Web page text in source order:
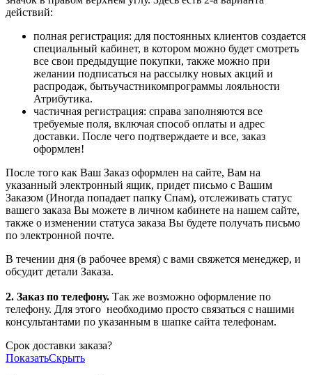
действий:
полная регистрация: для постоянных клиентов создается
специальный кабинет, в котором можно будет смотреть
все свои предыдущие покупки, также можно при
желании подписаться на рассылку новых акций и
распродаж, бытьучастникомпрограммы лояльности
Атрибутика.
частичная регистрация: справа заполняются все
требуемые поля, включая способ оплаты и адрес
доставки. После чего подтверждаете и все, заказ
оформлен!
После того как Ваш Заказ оформлен на сайте, Вам на
указанный электронный ящик, придет письмо с Вашим
Заказом (Иногда попадает папку Спам), отслеживать статус
вашего заказа Вы можете в личном кабинете на нашем сайте,
также о изменении статуса заказа Вы будете получать письмо
по электронной почте.
В течении дня (в рабочее время) с вами свяжется менеджер, и
обсудит детали Заказа.
2. Заказ по телефону. Так же возможно оформление по
телефону. Для этого необходимо просто связаться с нашими
консультантами по указанным в шапке сайта телефонам.
Срок доставки заказа?
ПоказатьСкрыть